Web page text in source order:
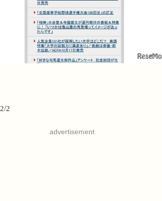
2/2
advertisement